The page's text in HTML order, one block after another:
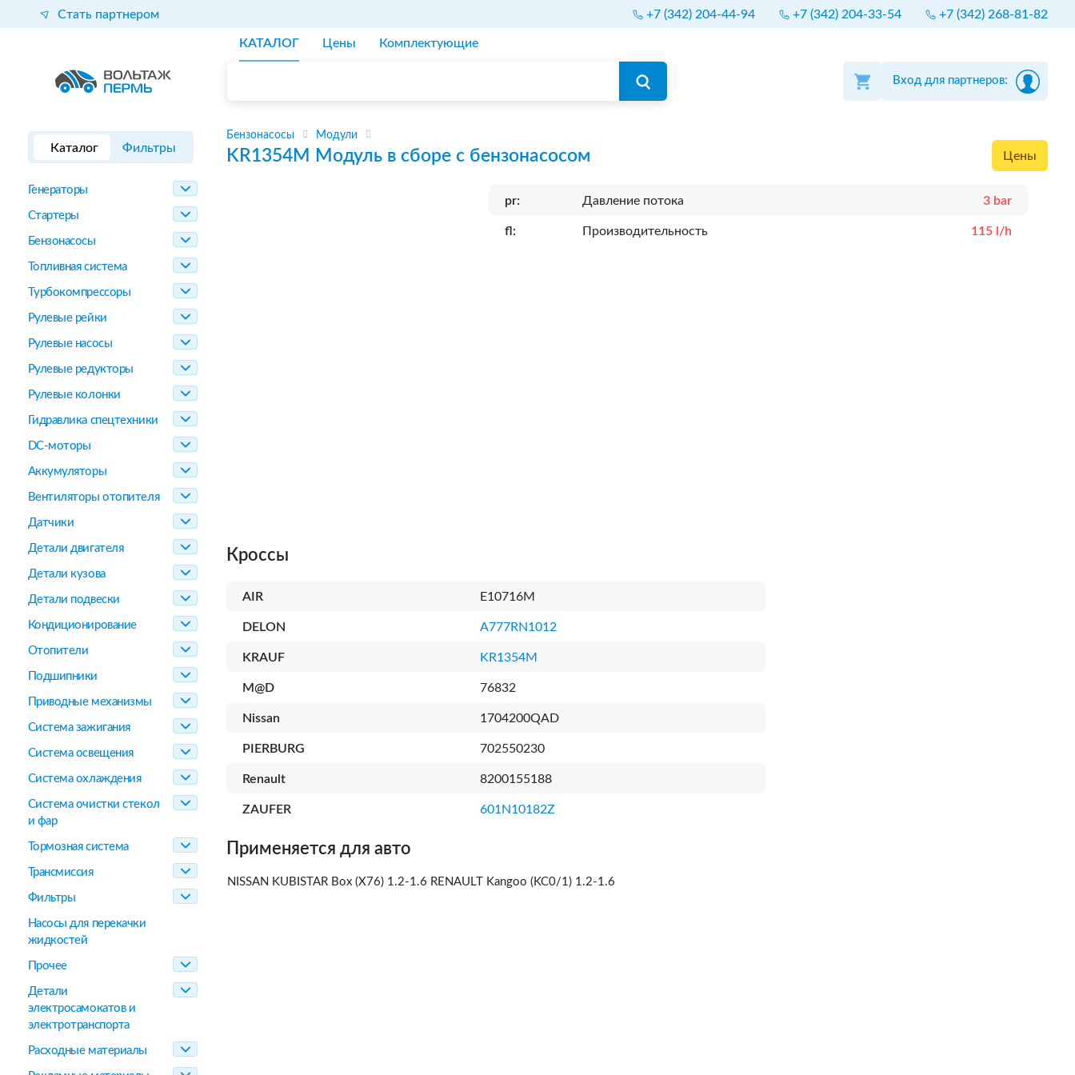
Стать партнером +7 (342) 204-44-94 +7 (342) 204-33-54 +7 (342) 268-81-82
КАТАЛОГ Цены Комплектующие
Вход для партнеров:
Каталог Фильтры
Генераторы
Стартеры
Бензонасосы
Топливная система
Турбокомпрессоры
Рулевые рейки
Рулевые насосы
Рулевые редукторы
Рулевые колонки
Гидравлика спецтехники
DC-моторы
Аккумуляторы
Вентиляторы отопителя
Датчики
Детали двигателя
Детали кузова
Детали подвески
Кондиционирование
Отопители
Подшипники
Приводные механизмы
Система зажигания
Система освещения
Система охлаждения
Система очистки стекол
и фар
Тормозная система
Трансмиссия
Фильтры
Насосы для перекачки
жидкостей
Прочее
Детали
электросамокатов и
электротранспорта
Расходные материалы
Бензонасосы Модули
KR1354M Модуль в сборе с бензонасосом Цены
pr: Давление потока 3 bar
fl: Производительность 115 l/h
Кроссы
AIR E10716M
DELON A777RN1012
KRAUF KR1354M
M@D 76832
Nissan 1704200QAD
PIERBURG 702550230
Renault 8200155188
ZAUFER 601N10182Z
Применяется для авто
NISSAN KUBISTAR Box (X76) 1.2-1.6 RENAULT Kangoo (KC0/1) 1.2-1.6